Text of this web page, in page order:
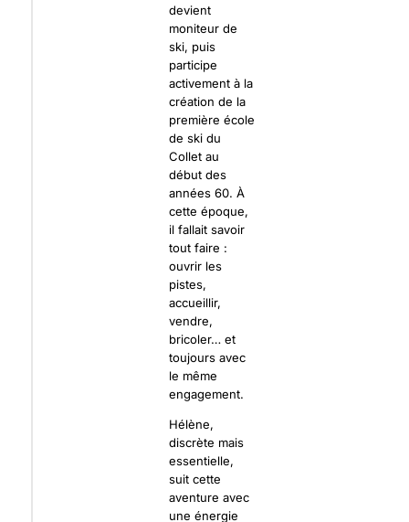
devient
moniteur de
ski, puis
participe
activement à la
création de la
première école
de ski du
Collet au
début des
années 60. À
cette époque,
il fallait savoir
tout faire :
ouvrir les
pistes,
accueillir,
vendre,
bricoler… et
toujours avec
le même
engagement.
Hélène,
discrète mais
essentielle,
suit cette
aventure avec
une énergie